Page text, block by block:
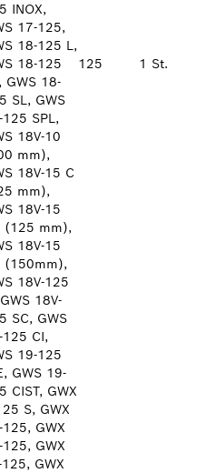
INOX,
17-125,
18-125 L,
18-125
GWS 18-
SL, GWS
125 SPL,
18V-10
mm),
18V-15 C
mm),
18V-15
(125 mm),
18V-15
(150mm),
18V-125
18V-
SC, GWS
125 CI,
19-125
GWS 19-
CIST, GWX
S, GWX
125, GWX
125, GWX
GWX
125 1 St.